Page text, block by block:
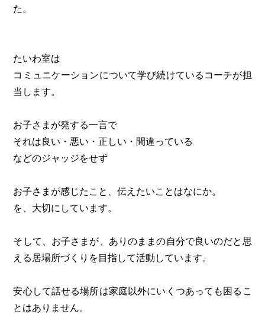
た。
たいわ室は
コミュニケーションについて学び続けているコーチが担
当します。
お子さまが発する一言で
それは良い・悪い・正しい・間違っている
などのジャッジをせず
お子さまが感じたこと、伝えたいことはなにか。
を、大切にしています。
そして、お子さまが、ありのままの自分で良いのだと思
える居場所づくりを目指して活動しています。
安心して話せる場所は家庭以外にいくつあっても困るこ
とはありません。